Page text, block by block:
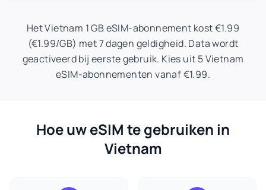
Het Vietnam 1 GB eSIM-abonnement kost €1.99
(€1.99/GB) met 7 dagen geldigheid. Data wordt
geactiveerd bij eerste gebruik. Kies uit 5 Vietnam
eSIM-abonnementen vanaf €1.99.
Hoe uw eSIM te gebruiken in
Vietnam